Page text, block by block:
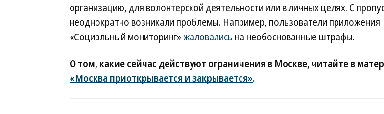
организацию, для волонтерской деятельности или в личных целях. С
неоднократно возникали проблемы. Например, пользователи приложения
«Социальный мониторинг»жаловались на необоснованные штрафы.
О том, какие сейчас действуют ограничения в Москве, читайте в
«Москва приоткрывается и закрывается».